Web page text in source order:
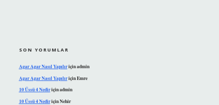
SON YORUMLAR
Agar Agar Nasıl Yapılıriçinadmin
Agar Agar Nasıl YapılıriçinEmre
10 Üssü 4 Nediriçinadmin
10 Üssü 4 NediriçinNehir